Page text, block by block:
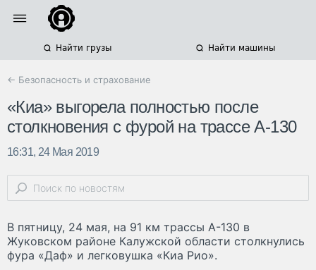
Найти грузы Найти машины
← Безопасность и страхование
«Киа» выгорела полностью после
столкновения с фурой на трассе А-130
16:31, 24 Мая 2019
В пятницу, 24 мая, на 91 км трассы А-130 в
Жуковском районе Калужской области столкнулись
фура «Даф» и легковушка «Киа Рио».